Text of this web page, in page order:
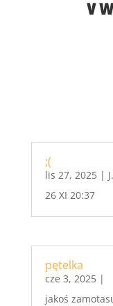
;(
lis 27, 2025|
26 XI 20:37
pętelka
cze 3, 2025|
jakoś